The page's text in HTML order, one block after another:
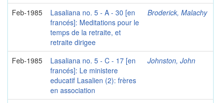
Feb-1985
Lasaliana no. 5 - A - 30 [en
francés]: Meditations pour le
temps de la retraite, et
retraite dirigee
Broderick, Malachy
Feb-1985
Lasaliana no. 5 - C - 17 [en
francés]: Le ministere
educatif Lasalien (2): frères
en association
Johnston, John